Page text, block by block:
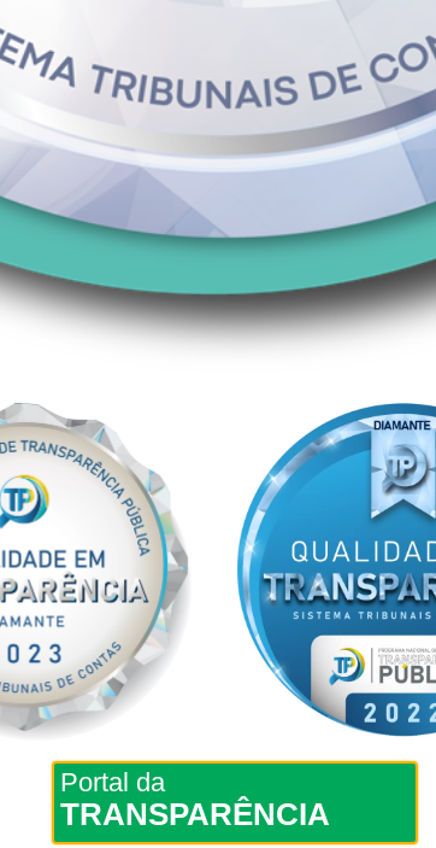
Portal da
TRANSPARÊNCIA